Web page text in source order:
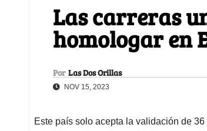
Las carreras
homologar en
Por Las Dos Orillas
NOV 15, 2023
Este país solo acepta la validación de